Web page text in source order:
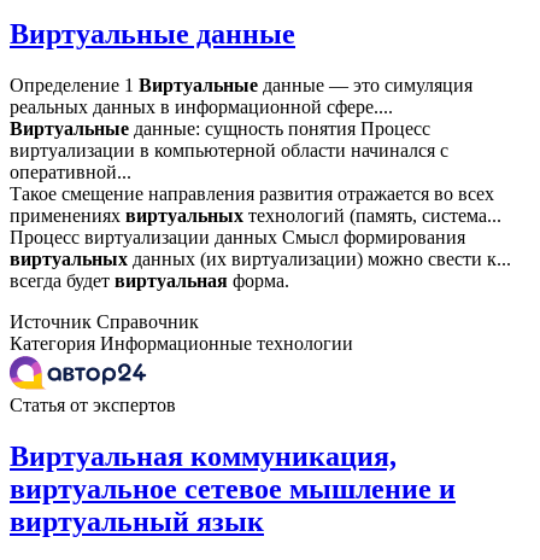
Виртуальные данные
Определение 1 Виртуальные данные — это симуляция
реальных данных в информационной сфере....
Виртуальные данные: сущность понятия Процесс
виртуализации в компьютерной области начинался с
оперативной...
Такое смещение направления развития отражается во всех
применениях виртуальных технологий (память, система...
Процесс виртуализации данных Смысл формирования
виртуальных данных (их виртуализации) можно свести к...
всегда будет виртуальная форма.
Источник Справочник
Категория Информационные технологии
Статья от экспертов
Виртуальная коммуникация,
виртуальное сетевое мышление и
виртуальный язык